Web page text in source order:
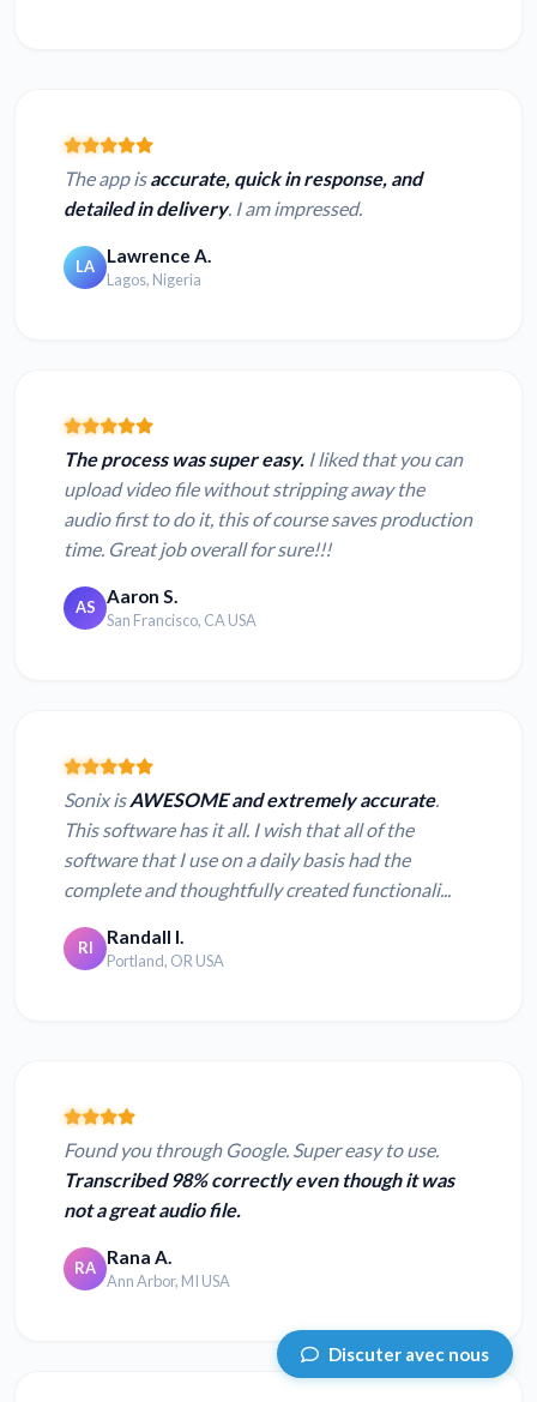
The app isaccurate, quick in response, and
detailed in delivery. I am impressed.
LA Lawrence A.
Lagos, Nigeria
The process was super easy. I liked that you can
upload video file without stripping away the
audio first to do it, this of course saves production
time. Great job overall for sure!!!
AS Aaron S.
San Francisco, CA USA
Sonix isAWESOME and extremely accurate.
This software has it all. I wish that all of the
software that I use on a daily basis had the
complete and thoughtfully created functionali...
RI Randall I.
Portland, OR USA
Found you through Google. Super easy to use.
Transcribed 98% correctly even though it was
not a great audio file.
RA Rana A.
Ann Arbor, MI USA
Discuter avec nous